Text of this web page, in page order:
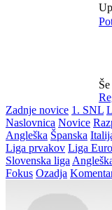
Zadnje novice 1. SNL
Naslovnica Novice
Angleška Španska
Liga prvakov Liga
Slovenska liga
Fokus Ozadja